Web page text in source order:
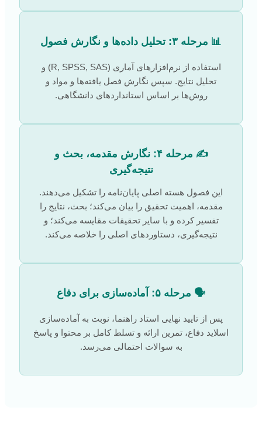
📊 مرحله ۳: تحلیل داده‌ها و نگارش فصول
استفاده از نرم‌افزارهای آماری (R, SPSS, SAS) و
تحلیل نتایج. سپس نگارش فصل یافته‌ها و مواد و
روش‌ها بر اساس استانداردهای دانشگاهی.
✍️ مرحله ۴: نگارش مقدمه، بحث و
نتیجه‌گیری
این فصول هسته اصلی پایان‌نامه را تشکیل می‌دهند.
مقدمه، اهمیت تحقیق را بیان می‌کند؛ بحث، نتایج را
تفسیر کرده و با سایر تحقیقات مقایسه می‌کند؛ و
نتیجه‌گیری، دستاوردهای اصلی را خلاصه می‌کند.
🗣️ مرحله ۵: آماده‌سازی برای دفاع
پس از تایید نهایی استاد راهنما، نوبت به آماده‌سازی
اسلاید دفاع، تمرین ارائه و تسلط کامل بر محتوا و پاسخ
به سوالات احتمالی می‌رسد.